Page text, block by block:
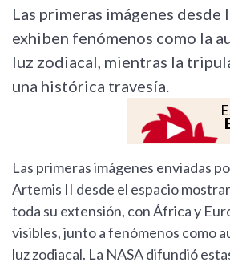
Las primeras imágenes desde
exhiben fenómenos como la
luz zodiacal, mientras la
una histórica travesía.
Las primeras imágenes enviadas
Artemis II desde el espacio
toda su extensión, con África y
visibles, junto a fenómenos como
luz zodiacal. La NASA difundió